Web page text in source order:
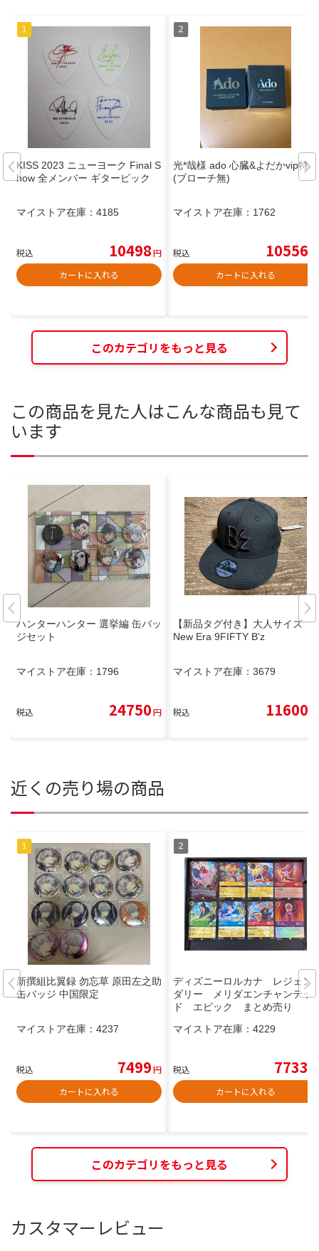
KISS 2023 ニューヨーク Final S
how 全メンバー ギターピック
マイストア在庫： 4185
税込 10498円
カートに入れる
光*哉様 ado 心臓&よだかvip特典
(ブローチ無)
マイストア在庫： 1762
税込 10556
カートに入れる
このカテゴリをもっと見る
この商品を見た人はこんな商品も見て
います
ハンターハンター 選挙編 缶バッ
ジセット
マイストア在庫： 1796
税込 24750円
【新品タグ付き】大人サイズ
New Era 9FIFTY B'z
マイストア在庫： 3679
税込 11600
近くの売り場の商品
新撰組比翼録 勿忘草 原田左之助
缶バッジ 中国限定
マイストア在庫： 4237
税込 7499円
カートに入れる
ディズニーロルカナ レジェン
ダリー メリダエンチャンテッ
ド エピック まとめ売り
マイストア在庫： 4229
税込 7733
カートに入れる
このカテゴリをもっと見る
カスタマーレビュー